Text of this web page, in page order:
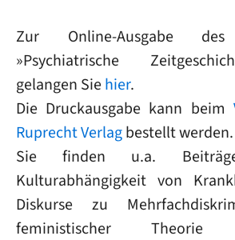
Zur Online-Ausgabe des
»Psychiatrische
gelangen Siehier.
Die Druckausgabe kann beim
Ruprecht Verlagbestellt werden.
Sie finden u.a.
Kulturabhängigkeit von
Diskurse zu
feministischer